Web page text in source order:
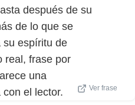
después de su
de lo que se
su espíritu de
real, frase por
una
el lector.
Ver frase